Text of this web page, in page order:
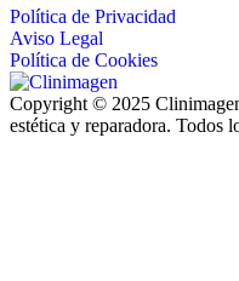
Política de Privacidad
Aviso Legal
Política de Cookies
Copyright © 2025
estética y reparadora. Todos